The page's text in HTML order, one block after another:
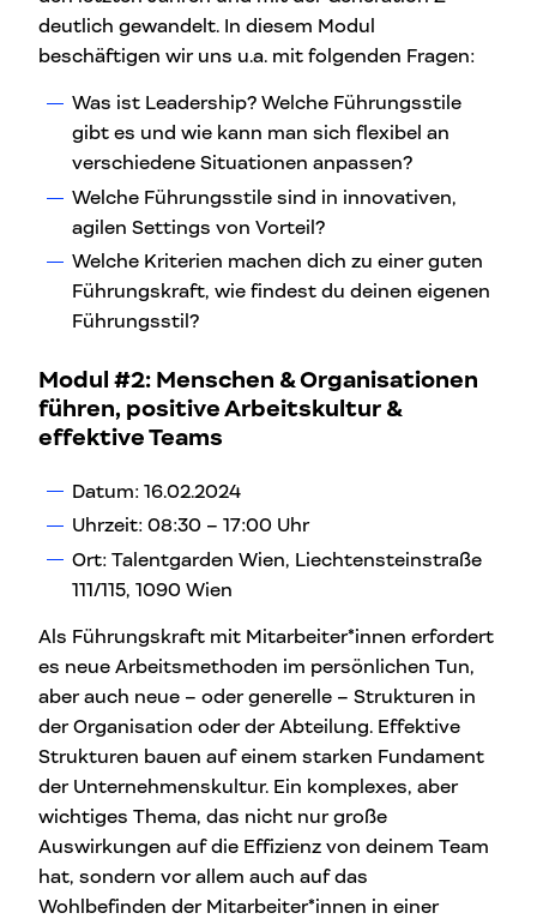
deutlich gewandelt. In diesem Modul
beschäftigen wir uns u.a. mit folgenden Fragen:
Was ist Leadership? Welche Führungsstile
gibt es und wie kann man sich flexibel an
verschiedene Situationen anpassen?
Welche Führungsstile sind in innovativen,
agilen Settings von Vorteil?
Welche Kriterien machen dich zu einer guten
Führungskraft, wie findest du deinen eigenen
Führungsstil?
Modul #2: Menschen & Organisationen
führen, positive Arbeitskultur &
effektive Teams
Datum: 16.02.2024
Uhrzeit: 08:30 – 17:00 Uhr
Ort: Talentgarden Wien, Liechtensteinstraße
111/115, 1090 Wien
Als Führungskraft mit Mitarbeiter*innen erfordert
es neue Arbeitsmethoden im persönlichen Tun,
aber auch neue – oder generelle – Strukturen in
der Organisation oder der Abteilung. Effektive
Strukturen bauen auf einem starken Fundament
der Unternehmenskultur. Ein komplexes, aber
wichtiges Thema, das nicht nur große
Auswirkungen auf die Effizienz von deinem Team
hat, sondern vor allem auch auf das
Wohlbefinden der Mitarbeiter*innen in einer